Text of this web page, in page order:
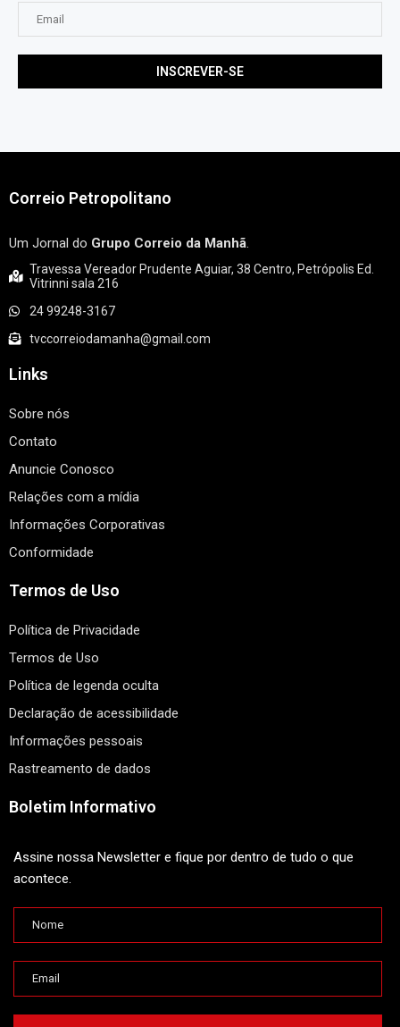
Correio Petropolitano
Um Jornal do Grupo Correio da Manhã.
Travessa Vereador Prudente Aguiar, 38 Centro, Petrópolis Ed.
Vitrinni sala 216
24 99248-3167
tvccorreiodamanha@gmail.com
Links
Sobre nós
Contato
Anuncie Conosco
Relações com a mídia
Informações Corporativas
Conformidade
Termos de Uso
Política de Privacidade
Termos de Uso
Política de legenda oculta
Declaração de acessibilidade
Informações pessoais
Rastreamento de dados
Boletim Informativo
Assine nossa Newsletter e fique por dentro de tudo o que
acontece.